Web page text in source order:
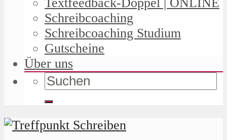
Schreibcoaching
Schreibcoaching Studium
Gutscheine
Über uns